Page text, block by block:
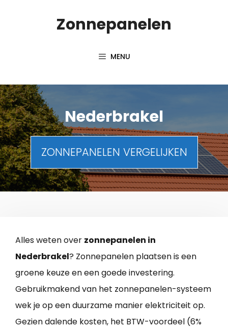
Zonnepanelen
MENU
Nederbrakel
ZONNEPANELEN VERGELIJKEN
Alles weten over zonnepanelen in
Nederbrakel? Zonnepanelen plaatsen is een
groene keuze en een goede investering.
Gebruikmakend van het zonnepanelen-systeem
wek je op een duurzame manier elektriciteit op.
Gezien dalende kosten, het BTW-voordeel (6%